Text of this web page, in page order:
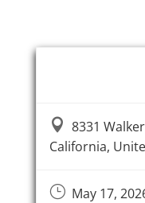
 8331
California,
}May 17,